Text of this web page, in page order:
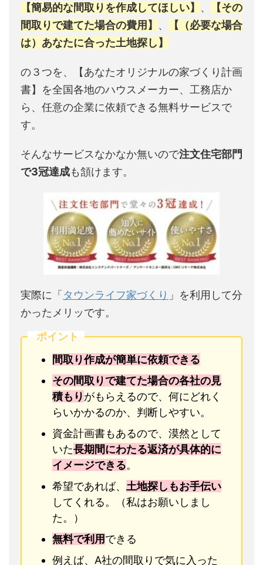
【簡易的な間取りを作成してほしい】 、
【その
間取りで建てた場合の費用】 、
【（必要な場合
は）あなたに合った土地探し】
の３つを、【あなたオリジナルの家づくり計画
書】を全国各地のハウスメーカー、工務店か
ら、任意の企業に依頼できる無料サービスで
す。
そんなサービスなかなか無いので注文住宅部門
で3冠達成も頷けます。
実際に「タウンライフ家づくり 」を利用して分
かったメリッです。
ポイント
間取り作成が簡単に依頼できる
その間取りで建てた場合の各社の見
積もりがもらえるので、何にどれく
らいかかるのか、判断しやすい。
資金計画書もあるので、漠然として
いた長期間にわたる返済が具体的に
イメージできる。
希望であれば、 土地探しもお手伝い
してくれる。（私はお願いしまし
た。）
無料で利用できる
例えば、A社の間取りで気に入った